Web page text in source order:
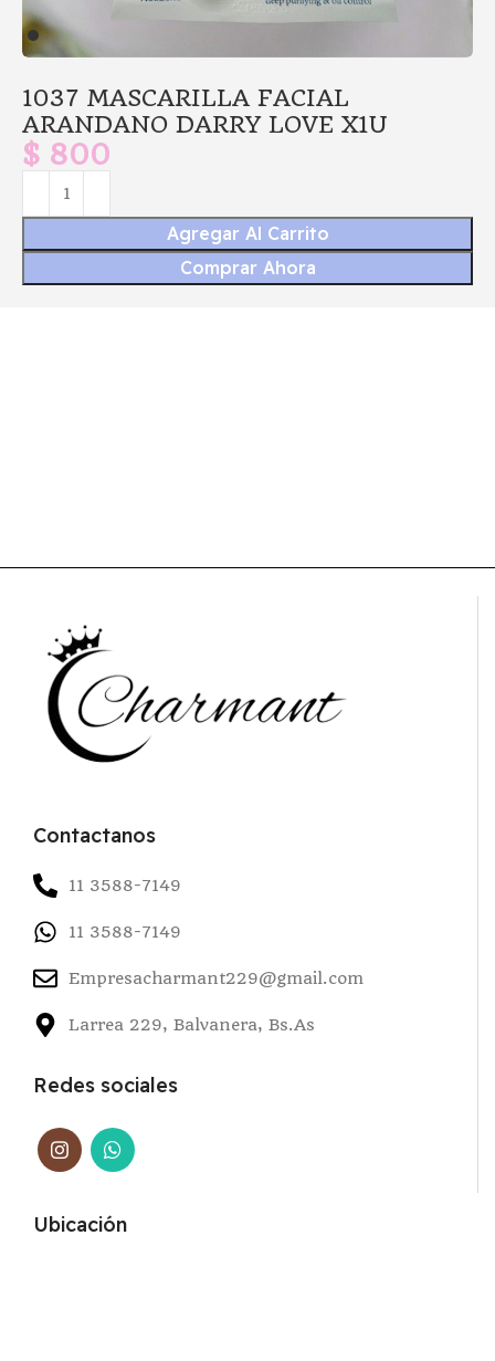
1037 MASCARILLA FACIAL
ARANDANO DARRY LOVE X1U
$ 800
Agregar Al Carrito
Comprar Ahora
Contactanos
11 3588-7149
11 3588-7149
Empresacharmant229@gmail.com
Larrea 229, Balvanera, Bs.As
Redes sociales
Ubicación